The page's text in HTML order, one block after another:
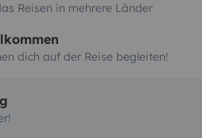
Reisen in mehrere Länder
dich auf der Reise begleiten!